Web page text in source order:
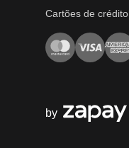
Cartões de crédito
by